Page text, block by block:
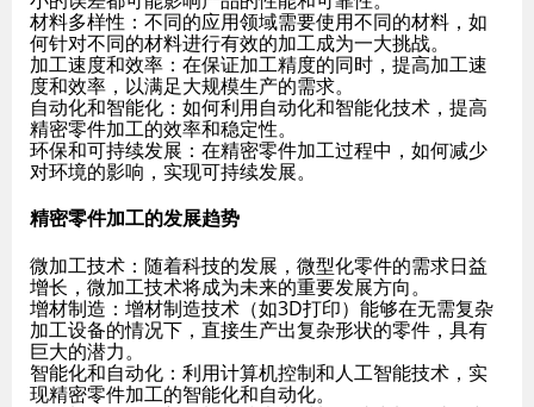
材料多样性 ：不同的应用领域需要使用不同的材料，如
何针对不同的材料进行有效的加工成为一大挑战。
加工速度和效率 ：在保证加工精度的同时，提高加工速
度和效率，以满足大规模生产的需求。
自动化和智能化 ：如何利用自动化和智能化技术，提高
精密零件加工的效率和稳定性。
环保和可持续发展 ：在精密零件加工过程中，如何减少
对环境的影响，实现可持续发展。
精密零件加工的发展趋势
微加工技术 ：随着科技的发展，微型化零件的需求日益
增长，微加工技术将成为未来的重要发展方向。
增材制造 ：增材制造技术（如3D打印）能够在无需复杂
加工设备的情况下，直接生产出复杂形状的零件，具有
巨大的潜力。
智能化和自动化 ：利用计算机控制和人工智能技术，实
现精密零件加工的智能化和自动化。